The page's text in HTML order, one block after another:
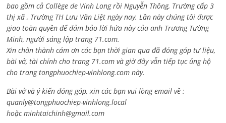
bao gồm cả Collège de Vinh Long rồi Nguyễn Thông, Trường cấp 3
thị xã , Trường TH Lưu Văn Liệt ngày nay. Lần này chúng tôi được
giao toàn quyền để đảm bảo lời hứa này của anh Trương Tường
Minh, người sáng lập trang 71.com.
Xin chân thành cám ơn các bạn thời gian qua đã đóng góp tư liệu,
bài vở, tài chính cho trang 71.com và giờ đây vẫn tiếp tục ủng hộ
cho trang tongphuochiep-vinhlong.com này.
Bài vở và ý kiến đóng góp, xin các bạn vui lòng email về :
quanly@tongphuochiep-vinhlong.local
hoặcminhtaichinh@gmail.com